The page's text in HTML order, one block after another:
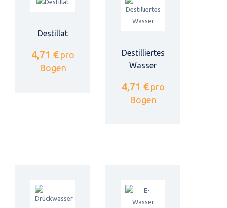
Destillat
4,71 € pro
Bogen
Destilliertes
Wasser
4,71 € pro
Bogen